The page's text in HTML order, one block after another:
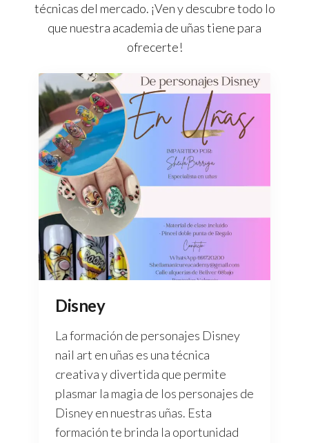
técnicas del mercado. ¡Ven y descubre todo lo
que nuestra academia de uñas tiene para
ofrecerte!
Disney
La formación de personajes Disney
nail art en uñas es una técnica
creativa y divertida que permite
plasmar la magia de los personajes de
Disney en nuestras uñas. Esta
formación te brinda la oportunidad